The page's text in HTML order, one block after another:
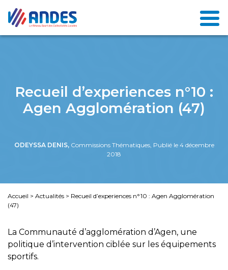
Recueil d’experiences n°10 :
Agen Agglomération (47)
ODEYSSA DENIS, Commissions Thématiques, Publié le 4 décembre
2018
Accueil > Actualités > Recueil d’experiences n°10 : Agen Agglomération
(47)
La Communauté d’agglomération d’Agen, une
politique d’intervention ciblée sur les équipements
sportifs.